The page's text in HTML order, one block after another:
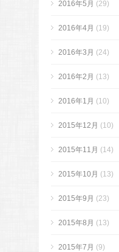
2016年5月 (29)
2016年4月 (19)
2016年3月 (24)
2016年2月 (13)
2016年1月 (10)
2015年12月 (10)
2015年11月 (14)
2015年10月 (13)
2015年9月 (23)
2015年8月 (13)
2015年7月 (9)